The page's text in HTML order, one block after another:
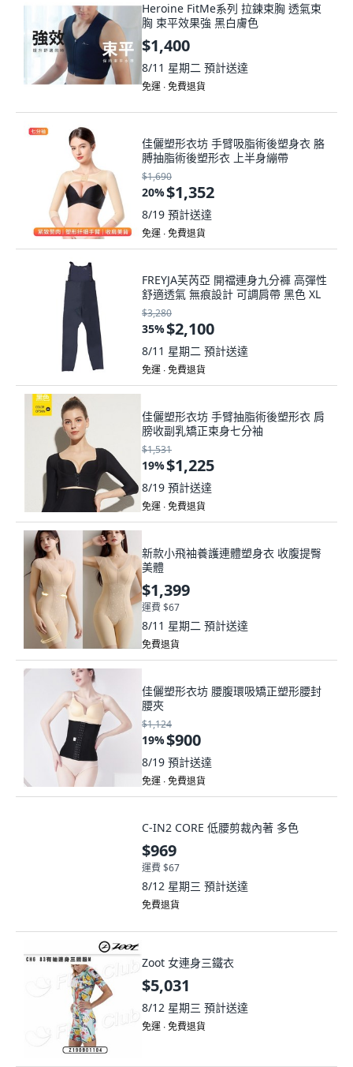
Heroine FitMe系列 拉鍊束胸 透氣束
胸 束平效果強 黑白膚色
$1,400
8/11 星期二 預計送達
免運 ∙ 免費退貨
佳儷塑形衣坊 手臂吸脂術後塑身衣 胳
膊抽脂術後塑形衣 上半身繃帶
$1,690
20%$1,352
8/19 預計送達
免運 ∙ 免費退貨
FREYJA芙芮亞 開襠連身九分褲 高彈性
舒適透氣 無痕設計 可調肩帶 黑色 XL
$3,280
35%$2,100
8/11 星期二 預計送達
免運 ∙ 免費退貨
佳儷塑形衣坊 手臂抽脂術後塑形衣 肩
膀收副乳矯正束身七分袖
$1,531
19%$1,225
8/19 預計送達
免運 ∙ 免費退貨
新款小飛袖養護連體塑身衣 收腹提臀
美體
$1,399
運費 $67
8/11 星期二 預計送達
免費退貨
佳儷塑形衣坊 腰腹環吸矯正塑形腰封
腰夾
$1,124
19%$900
8/19 預計送達
免運 ∙ 免費退貨
C-IN2 CORE 低腰剪裁內著 多色
$969
運費 $67
8/12 星期三 預計送達
免費退貨
$5,031
8/12 星期三
免運 ∙ 免費退貨